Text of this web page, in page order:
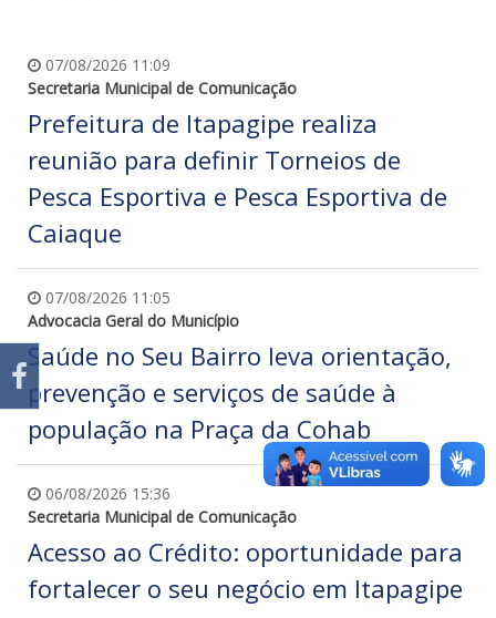
07/08/2026 11:09
Secretaria Municipal de Comunicação
Prefeitura de Itapagipe realiza
reunião para definir Torneios de
Pesca Esportiva e Pesca Esportiva de
Caiaque
07/08/2026 11:05
Advocacia Geral do Município
Saúde no Seu Bairro leva orientação,
prevenção e serviços de saúde à
população na Praça da Cohab
06/08/2026 15:36
Secretaria Municipal de Comunicação
Acesso ao Crédito: oportunidade para
fortalecer o seu negócio em Itapagipe